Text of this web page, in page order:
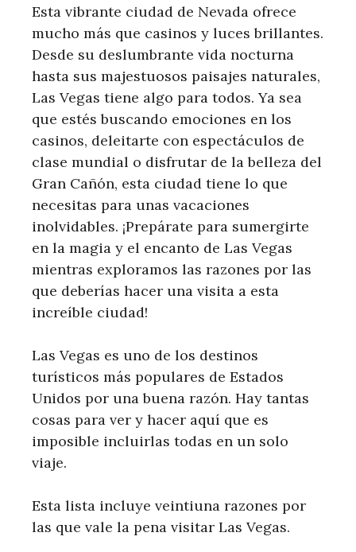
Esta vibrante ciudad de Nevada ofrece
mucho más que casinos y luces brillantes.
Desde su deslumbrante vida nocturna
hasta sus majestuosos paisajes naturales,
Las Vegas tiene algo para todos. Ya sea
que estés buscando emociones en los
casinos, deleitarte con espectáculos de
clase mundial o disfrutar de la belleza del
Gran Cañón, esta ciudad tiene lo que
necesitas para unas vacaciones
inolvidables. ¡Prepárate para sumergirte
en la magia y el encanto de Las Vegas
mientras exploramos las razones por las
que deberías hacer una visita a esta
increíble ciudad!
Las Vegas es uno de los destinos
turísticos más populares de Estados
Unidos por una buena razón. Hay tantas
cosas para ver y hacer aquí que es
imposible incluirlas todas en un solo
viaje.
Esta lista incluye veintiuna razones por
las que vale la pena visitar Las Vegas.